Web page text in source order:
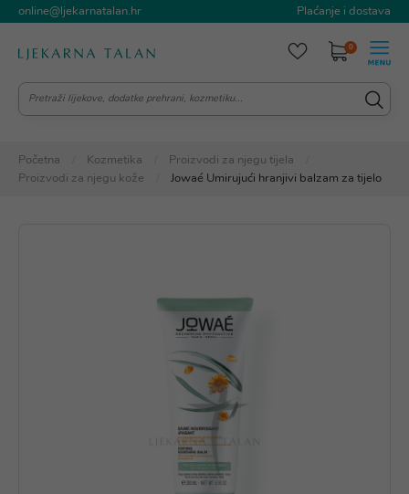
online@ljekarnatalan.hr Plaćanje i dostava
0
Početna Kozmetika
Proizvodi za njegu tijela
Proizvodi za njegu kože
Jowaé Umirujući hranjivi balzam za tijelo